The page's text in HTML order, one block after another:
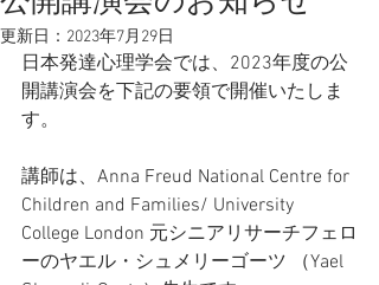
更新日： 2023年7月29日
日本発達心理学会では、2023年度の公
開講演会を下記の要領で開催いたしま
す。
講師は、Anna Freud National Centre for
Children and Families/ University
College London 元シニアリサーチフェロ
ーのヤエル・シュメリーゴーツ （Yael